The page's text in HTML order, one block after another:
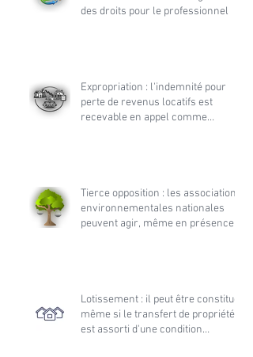
des droits pour le professionnel
Expropriation : l'indemnité pour
perte de revenus locatifs est
recevable en appel comme
Tierce opposition : les associations
environnementales nationales
peuvent agir, même en présence
Lotissement : il peut être constitué
même si le transfert de propriété
est assorti d'une condition